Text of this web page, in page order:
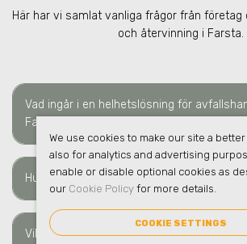
Här har vi samlat vanliga frågor från företag
och återvinning i Farsta.
Vad ingår i en helhetslösning för
Farsta?
Hur ofta sker hämtning av avfall i Farsta?
Vilka typer av avfall och material kan ni
We use cookies to make our site a
also for analytics and advertising
enable or disable optional cookies as
our Cookie Policyfor more details.
COOKIE SETTINGS